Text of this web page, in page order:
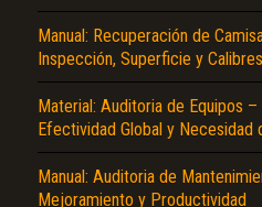
Manual: Recuperación de
Inspección, Superficie y Calibres
Material: Auditoria de Equipos
Efectividad Global y Necesidad
Manual: Auditoria de
Mejoramiento y Productividad